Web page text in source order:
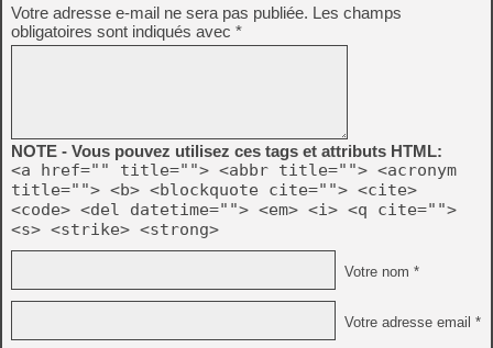
Votre adresse e-mail ne sera pas publiée. Les champs
obligatoires sont indiqués avec *
NOTE - Vous pouvez utilisez ces tags et attributs HTML:
<a href="" title=""> <abbr title=""> <acronym
title=""> <b> <blockquote cite=""> <cite>
<code> <del datetime=""> <em> <i> <q cite="">
<s> <strike> <strong>
Votre nom *
Votre adresse email *